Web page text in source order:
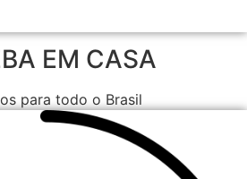
EM CASA
para todo o Brasil